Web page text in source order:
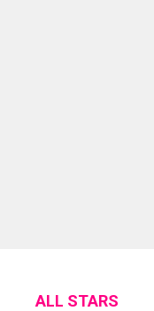
ALL STARS